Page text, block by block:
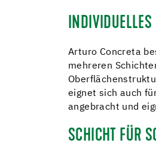
INDIVIDUELLES
Arturo Concreta
mehreren
eignet sich auch
angebracht und
SCHICHT FÜR